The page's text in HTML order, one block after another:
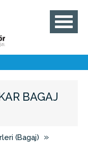
BAGAJ
(Bagaj) »